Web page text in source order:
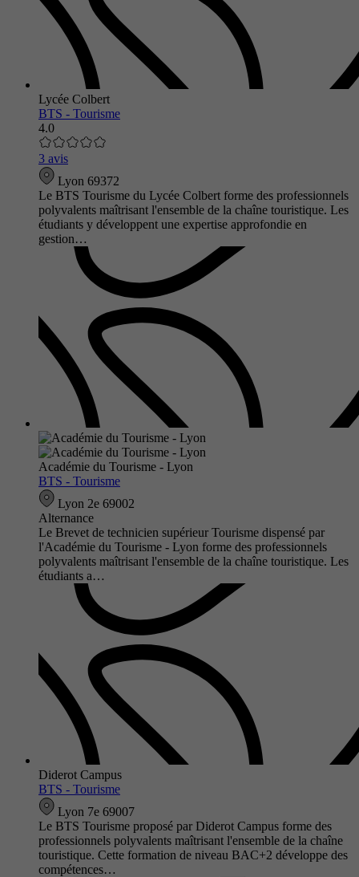
Lycée Colbert
BTS - Tourisme
4.0
3 avis
Lyon 69372
Le BTS Tourisme du Lycée Colbert forme des professionnels
polyvalents maîtrisant l'ensemble de la chaîne touristique. Les
étudiants y développent une expertise approfondie en
gestion…
Académie du Tourisme - Lyon
BTS - Tourisme
Lyon 2e 69002
Alternance
Le Brevet de technicien supérieur Tourisme dispensé par
l'Académie du Tourisme - Lyon forme des professionnels
polyvalents maîtrisant l'ensemble de la chaîne touristique. Les
étudiants a…
Diderot Campus
BTS - Tourisme
Lyon 7e 69007
Le BTS Tourisme proposé par Diderot Campus forme des
professionnels polyvalents maîtrisant l'ensemble de la chaîne
touristique. Cette formation de niveau BAC+2 développe des
compétences…